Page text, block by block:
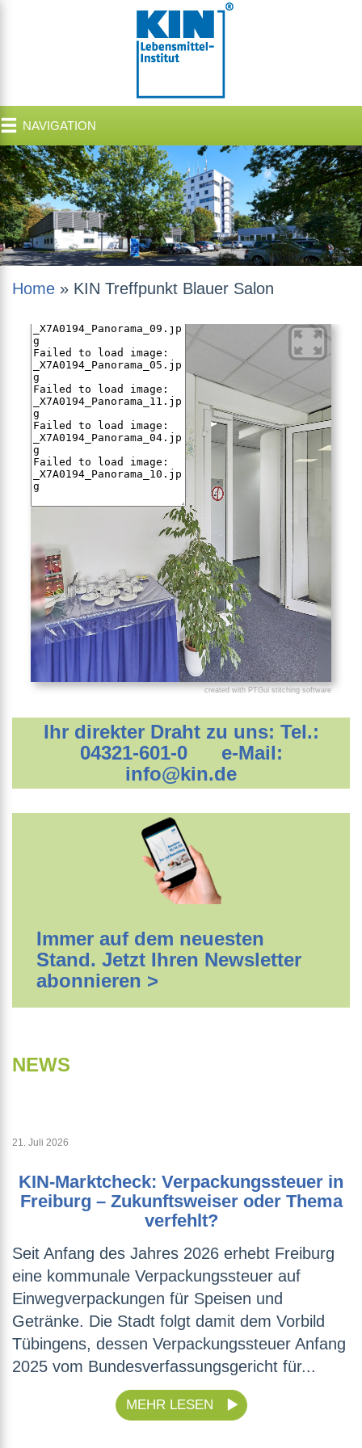
NAVIGATION
Home » KIN Treffpunkt Blauer Salon
Ihr direkter Draht zu uns: Tel.:
04321-601-0 e-Mail:
info@kin.de
Immer auf dem neuesten
Stand. Jetzt Ihren Newsletter
abonnieren >
NEWS
21. Juli 2026
KIN-Marktcheck: Verpackungssteuer in
Freiburg – Zukunftsweiser oder Thema
verfehlt?
Seit Anfang des Jahres 2026 erhebt Freiburg
eine kommunale Verpackungssteuer auf
Einwegverpackungen für Speisen und
Getränke. Die Stadt folgt damit dem Vorbild
Tübingens, dessen Verpackungssteuer Anfang
2025 vom Bundesverfassungsgericht für...
MEHR LESEN